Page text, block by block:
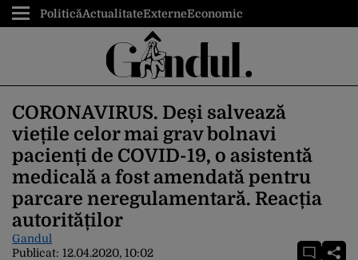
PoliticăActualitateExterneEconomic
CORONAVIRUS. Deși salvează
viețile celor mai grav bolnavi
pacienți de COVID-19, o asistentă
medicală a fost amendată pentru
parcare neregulamentară. Reacția
autorităților
Gandul
Publicat: 12.04.2020, 10:02